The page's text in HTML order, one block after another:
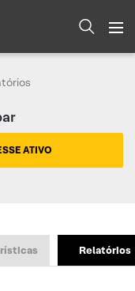
ATIVO
Relatórios